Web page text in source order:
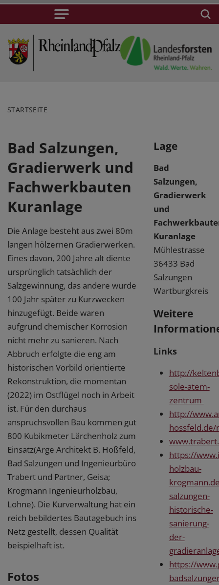
STARTSEITE
Bad Salzungen,
Gradierwerk und
Fachwerkbauten
Kuranlage
Die Anlage besteht aus zwei 80m
langen hölzernen Gradierwerken.
Eines davon, 200 Jahre alt diente
ursprünglich tatsächlich der
Salzgewinnung, das andere wurde
100 Jahr später zu Kurzwecken
hinzugefügt. Beide waren
aufgrund chemischer Korrosion
nicht mehr zu sanieren. Nach
Abbruch erfolgte die eng am
historischen Vorbild orientierte
Rekonstruktion, die momentan
(2022) im Ostflügel noch in Arbeit
ist. Für den durchaus
anspruchsvollen Bau kommen gut
800 Kubikmeter Lärchenholz zum
Einsatz(Arge Architekt B. Hoßfeld,
Bad Salzungen und Ingenieurbüro
Trabert und Partner, Geisa;
Krogmann Ingenieurholzbau,
Lohne). Die Kurverwaltung hat ein
reich bebildertes Bautagebuch ins
Netz gestellt, dessen Qualität
beispielhaft ist.
Fotos
Lage
Bad
Salzungen,
Gradierwerk
und
Kuranlage
Mühlestrasse
36433 Bad
Salzungen
Wartburgkreis
Weitere
Links
http://
sole-atem-
zentrum
http://
https://
holzbau-
salzungen-
historische-
sanierung-
der-
https://